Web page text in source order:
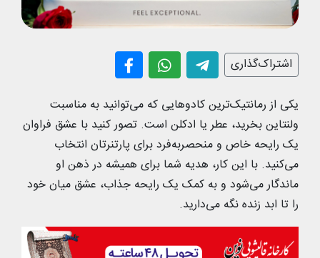
اشتراک‌گذاری
یکی از رمانتیک‌ترین کادو‌هایی که می‌توانید به مناسبت
ولنتاین بخرید، عطر یا ادکلن است. تصور کنید با عشق فراوان
یک رایحه خاص و منحصربه‌فرد برای پارتنرتان انتخاب
می‌کنید. با این کار، هدیه شما برای همیشه در ذهن او
ماندگار می‌شود و به کمک یک رایحه جذاب، عشق میان خود
را تا ابد زنده نگه می‌دارید.